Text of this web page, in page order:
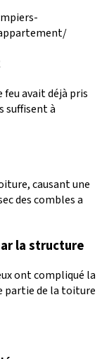
avait déjà pris
suffisent à
causant une
des combles a
la structure
ont compliqué la
partie de la toiture